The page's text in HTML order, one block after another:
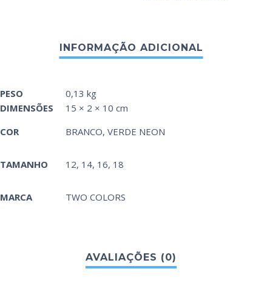
PESO
0,13 kg
DIMENSÕES
15 × 2 × 10 cm
COR
BRANCO, VERDE NEON
TAMANHO 12, 14, 16, 18
MARCA TWO COLORS